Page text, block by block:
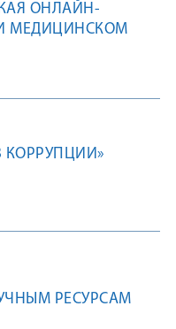
ОНЛАЙН-
МЕДИЦИНСКОМ
РЕСУРСАМ